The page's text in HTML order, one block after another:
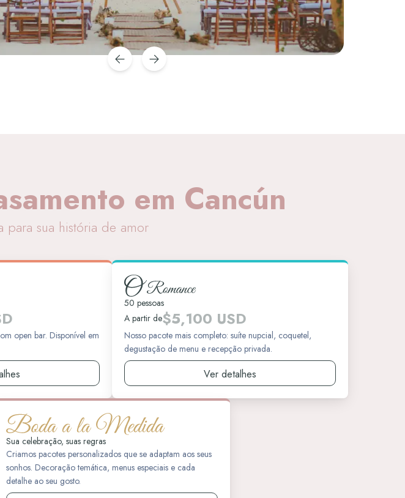
em Cancún
para sua história de amor
open bar. Disponível em
50 pessoas
A partir de$5,100 USD
Nosso pacote mais completo: suíte nupcial, coquetel,
degustação de menu e recepção privada.
Ver detalhes
Sua celebração, suas regras
Criamos pacotes personalizados que se adaptam aos seus
sonhos. Decoração temática, menus especiais e cada
detalhe ao seu gosto.